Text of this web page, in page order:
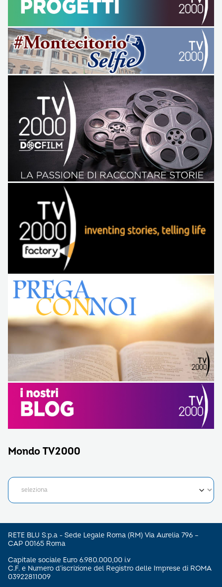
Mondo TV2000
RETE BLU S.p.a - Sede Legale Roma (RM) Via Aurelia 796 –
CAP 00165 Roma
Capitale sociale Euro 6.980.000,00 i.v
C.F. e Numero d’iscrizione del Registro delle Imprese di ROMA
03922811009